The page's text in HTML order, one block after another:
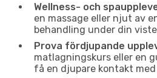
Wellness- och
en massage eller njut av
behandling under din
Prova fördjupande
matlagningskurs eller en
få en djupare kontakt